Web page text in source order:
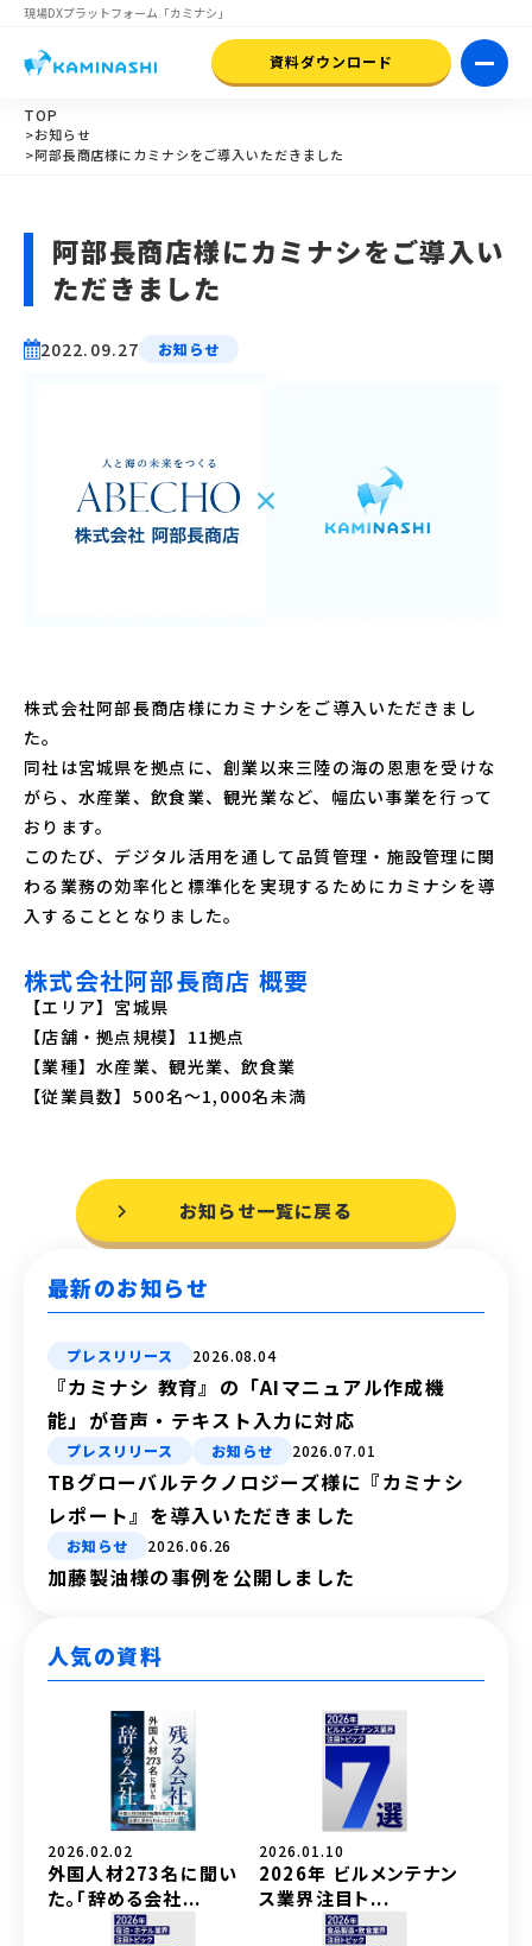
現場DXプラットフォーム 「カミナシ」
資料ダウンロード
TOP
>お知らせ
>阿部長商店様にカミナシをご導入いただきました
阿部長商店様にカミナシをご導入い
ただきました
2022.09.27 お知らせ
株式会社阿部長商店様にカミナシをご導入いただきまし
た。
同社は宮城県を拠点に、創業以来三陸の海の恩恵を受けな
がら、水産業、飲食業、観光業など、幅広い事業を行って
おります。
このたび、デジタル活用を通して品質管理・施設管理に関
わる業務の効率化と標準化を実現するためにカミナシを導
入することとなりました。
株式会社阿部長商店 概要
【エリア】宮城県
【店舗・拠点規模】11拠点
【業種】水産業、観光業、飲食業
【従業員数】500名〜1,000名未満
お知らせ一覧に戻る
最新のお知らせ
プレスリリース 2026.08.04
『カミナシ 教育』の「AIマニュアル作成機
能」が音声・テキスト入力に対応
プレスリリース お知らせ 2026.07.01
TBグローバルテクノロジーズ様に『カミナシ
レポート』を導入いただきました
お知らせ 2026.06.26
加藤製油様の事例を公開しました
人気の資料
2026.02.02
外国人材273名に聞い
た。「辞める会社...
2026.01.10
2026年 ビルメンテナン
ス業界注目ト...